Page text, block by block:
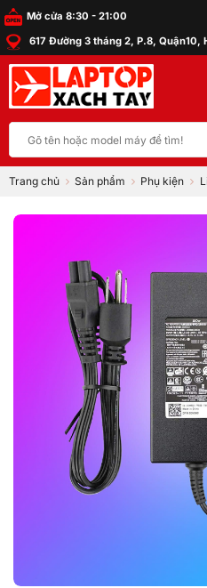
Bỏ
qua
nội
dung
Mở cửa 8:30 - 21:00
617 Đường 3 tháng 2, P.8, Quận10,
kiếm:
Trang chủ Sản phẩm Phụ kiện